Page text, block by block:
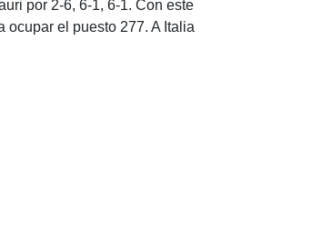
por 2-6, 6-1, 6-1. Con este
el puesto 277. A Italia